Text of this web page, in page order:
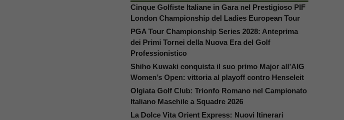
Cinque Golfiste Italiane in Gara nel Prestigioso PIF
London Championship del Ladies European Tour
PGA Tour Championship Series 2028: Anteprima
dei Primi Tornei della Nuova Era del Golf
Professionistico
Shiho Kuwaki conquista il suo primo Major all’AIG
Women’s Open: vittoria al playoff contro Henseleit
Olgiata Golf Club: Trionfo Romano nel Campionato
Italiano Maschile a Squadre 2026
La Dolce Vita Orient Express: Nuovi Itinerari